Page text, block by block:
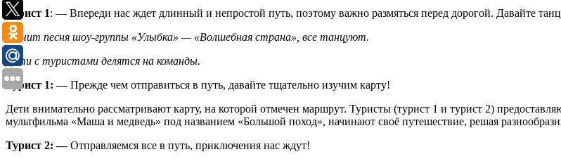
Турист 1: — Впереди нас ждет длинный и непростой путь, поэтому важно размяться перед дорогой. Давайте
Звучит песня шоу-группы «Улыбка» — «Волшебная страна», все танцуют.
Дети с туристами делятся на команды.
Турист 1: —Прежде чем отправиться в путь, давайте тщательно изучим карту!
Дети внимательно рассматривают карту, на которой отмечен маршрут. Туристы (турист 1 и турист 2)
мультфильма «Маша и медведь» под названием «Большой поход», начинают своё путешествие, решая
Турист 2: —Отправляемся все в путь, приключения нас ждут!